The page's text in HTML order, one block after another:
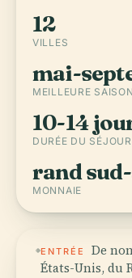
12
VILLES
mai-
MEILLEURE SAISON
10-14
DURÉE DU SÉJOUR
rand
MONNAIE
ENTRÉE
De
États-Unis, du